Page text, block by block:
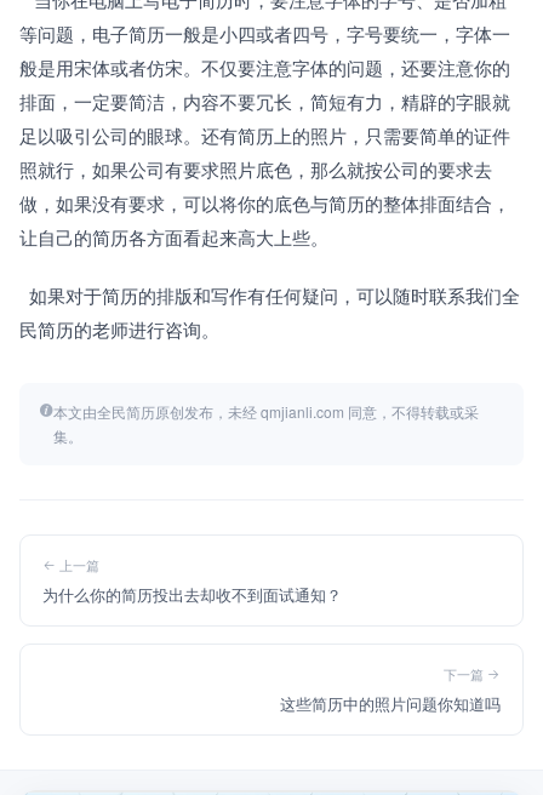
等问题，电子简历一般是小四或者四号，字号要统一，字体一
般是用宋体或者仿宋。不仅要注意字体的问题，还要注意你的
排面，一定要简洁，内容不要冗长，简短有力，精辟的字眼就
足以吸引公司的眼球。还有简历上的照片，只需要简单的证件
照就行，如果公司有要求照片底色，那么就按公司的要求去
做，如果没有要求，可以将你的底色与简历的整体排面结合，
让自己的简历各方面看起来高大上些。
民简历的老师进行咨询。
本文由全民简历原创发布，未经 qmjianli.com 同意，不得转载或采
集。
上一篇
为什么你的简历投出去却收不到面试通知？
下一篇
这些简历中的照片问题你知道吗